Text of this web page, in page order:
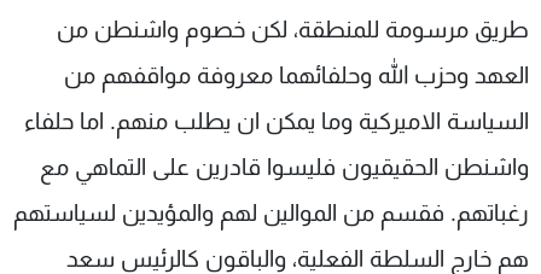
طريق مرسومة للمنطقة، لكن خصوم واشنطن من
العهد وحزب الله وحلفائهما معروفة مواقفهم من
السياسة الاميركية وما يمكن ان يطلب منهم. اما حلفاء
واشنطن الحقيقيون فليسوا قادرين على التماهي مع
رغباتهم. فقسم من الموالين لهم والمؤيدين لسياستهم
هم خارج السلطة الفعلية، والباقون كالرئيس سعد